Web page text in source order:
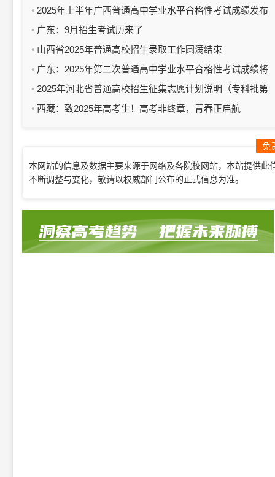
2025年上半年广西普通高中学业水平合格性考试成绩发布
公告
广东：9月招生考试历来了
山西省2025年普通高校招生录取工作圆满结束
广东：2025年第二次普通高中学业水平合格性考试成绩将
于9月3日公布
2025年河北省普通高校招生征集志愿计划说明（专科批第
三次征集）
西藏：致2025年高考生！高考非终章，青春正启航​
免
本网站的信息及数据主要来源于网络及各院校网站，本站提供
不断调整与变化，敬请以权威部门公布的正式信息为准。